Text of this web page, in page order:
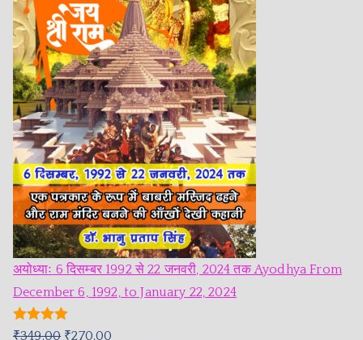
अयोध्याः 6 दिसम्बर 1992 से 22 जनवरी, 2024 तक Ayodhya From
December 6, 1992, to January 22, 2024
Rated5.00
₹349.00 ₹270.00